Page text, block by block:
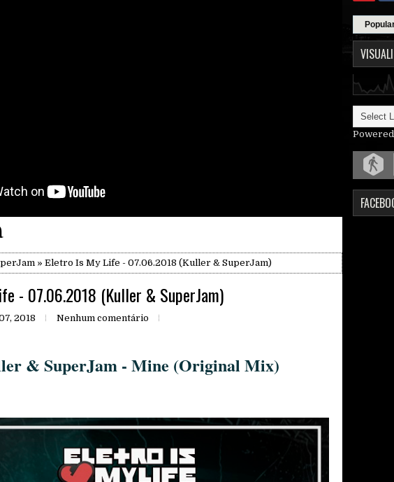
» Eletro Is My Life - 07.06.2018 (Kuller & SuperJam)
- 07.06.2018 (Kuller & SuperJam)
2018 Nenhum comentário
& SuperJam - Mine (Original Mix)